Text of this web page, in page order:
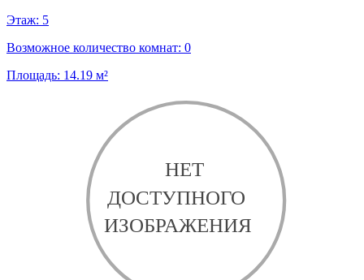
Этаж: 5
Возможное количество комнат: 0
Площадь: 14.19 м²